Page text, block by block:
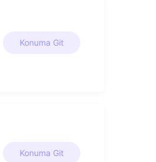
Konuma Git
Konuma Git